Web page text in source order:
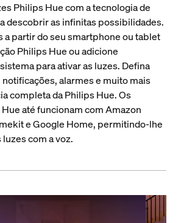
Philips Hue com a tecnologia de
descobrir as infinitas possibilidades.
a partir do seu smartphone ou tablet
Philips Hue ou adicione
para ativar as luzes. Defina
alarmes e muito mais
completa da Philips Hue. Os
até funcionam com Amazon
e Google Home, permitindo-lhe
com a voz.